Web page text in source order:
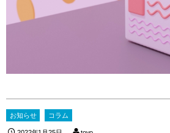
お知らせ コラム